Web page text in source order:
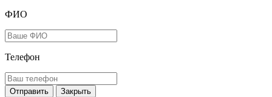
ФИО
Телефон
Закрыть